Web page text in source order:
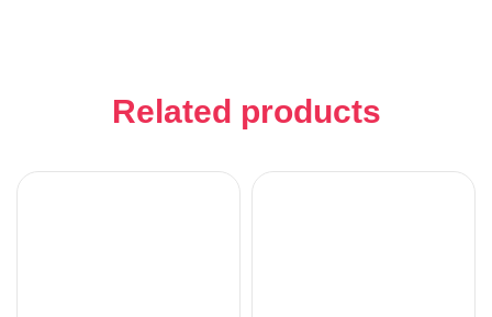
Related products